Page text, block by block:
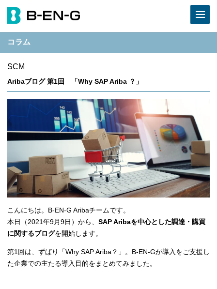
コラム
SCM
Aribaブログ 第1回 「Why SAP Ariba ？」
こんにちは。B-EN-G Aribaチームです。
本日（2021年9月9日）から、 SAP Aribaを中心とした調達・購買
に関するブログを開始します。
第1回は、ずばり「Why SAP Ariba？」。B-EN-Gが導入をご支援し
た企業での主たる導入目的をまとめてみました。